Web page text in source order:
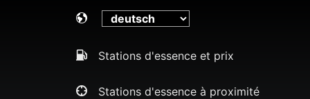
Stations d'essence et prix
Stations d'essence à proximité